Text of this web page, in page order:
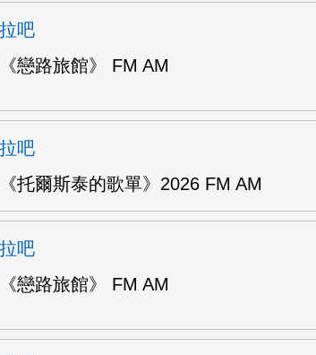
吧
戀路旅館》 FM AM
吧
托爾斯泰的歌單》2026 FM AM
吧
戀路旅館》 FM AM